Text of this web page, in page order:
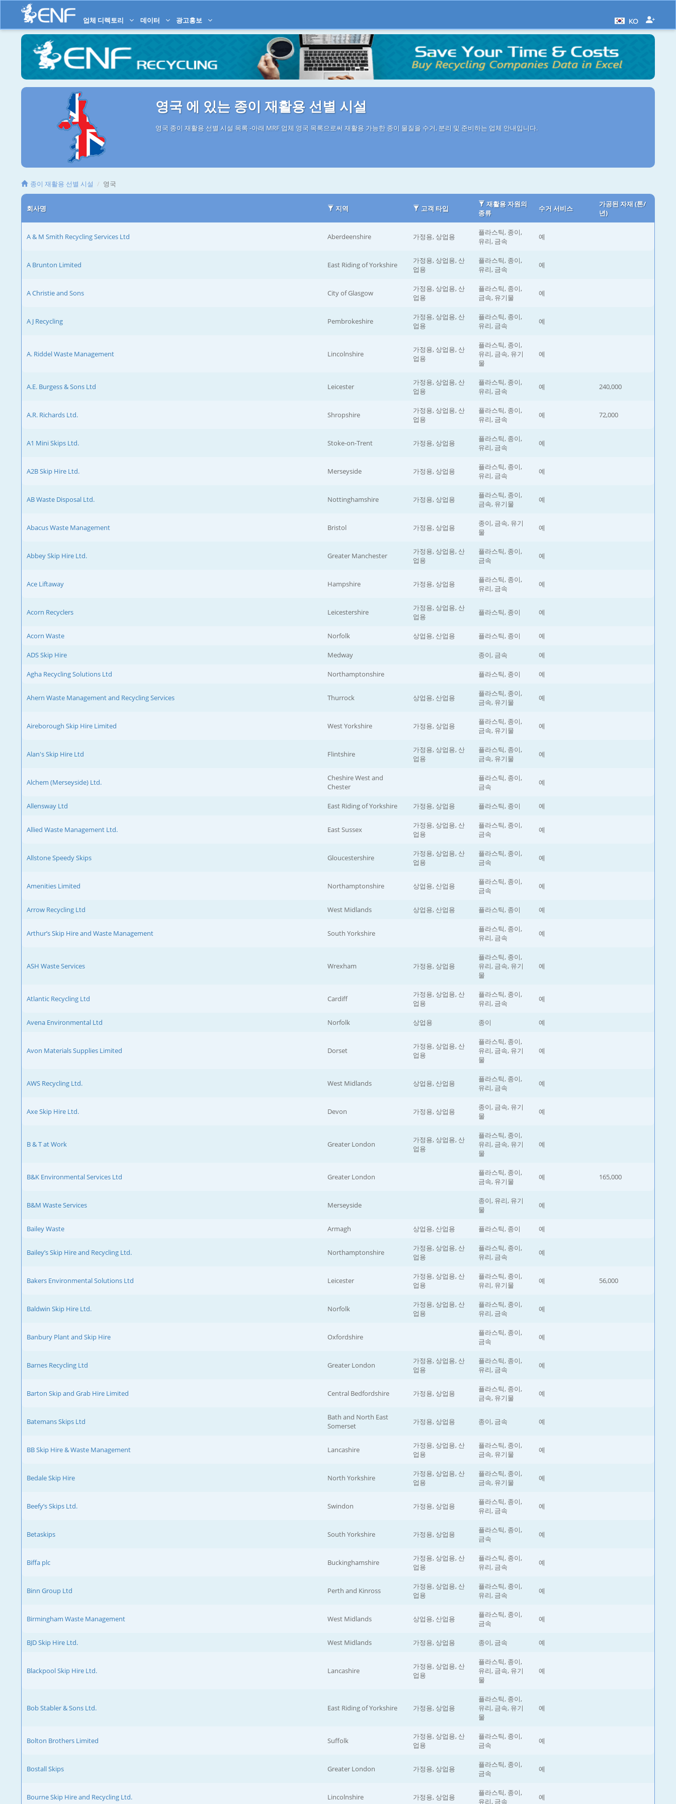
업체 디렉토리 데이터 광고홍보 KO
영국 에 있는 종이 재활용 선별 시설
영국 종이 재활용 선별 시설 목록 -아래 MRF 업체 영국 목록으로써 재활용 가능한 종이 물질을 수거, 분리 및 준비하는 업체 안내입니다.
종이 재활용 선별 시설 영국
회사명 지역 고객 타입
재활용 자원의
종류
수거 서비스
가공된 자재 (톤/
년)
A & M Smith Recycling Services Ltd Aberdeenshire 가정용, 상업용
플라스틱, 종이,
유리, 금속
예
A Brunton Limited East Riding of Yorkshire
가정용, 상업용, 산
업용
플라스틱, 종이,
유리, 금속
예
A Christie and Sons City of Glasgow
가정용, 상업용, 산
업용
플라스틱, 종이,
금속, 유기물
예
A J Recycling Pembrokeshire
가정용, 상업용, 산
업용
플라스틱, 종이,
유리, 금속
예
A. Riddel Waste Management Lincolnshire
가정용, 상업용, 산
업용
플라스틱, 종이,
유리, 금속, 유기
물
예
A.E. Burgess & Sons Ltd Leicester
가정용, 상업용, 산
업용
플라스틱, 종이,
유리, 금속
예 240,000
A.R. Richards Ltd. Shropshire
가정용, 상업용, 산
업용
플라스틱, 종이,
유리, 금속
예 72,000
A1 Mini Skips Ltd. Stoke-on-Trent 가정용, 상업용
플라스틱, 종이,
유리, 금속
예
A2B Skip Hire Ltd. Merseyside 가정용, 상업용
플라스틱, 종이,
유리, 금속
예
AB Waste Disposal Ltd. Nottinghamshire 가정용, 상업용
플라스틱, 종이,
금속, 유기물
예
Abacus Waste Management Bristol 가정용, 상업용
종이, 금속, 유기
물
예
Abbey Skip Hire Ltd. Greater Manchester
가정용, 상업용, 산
업용
플라스틱, 종이,
금속
예
Ace Liftaway Hampshire 가정용, 상업용
플라스틱, 종이,
유리, 금속
예
Acorn Recyclers Leicestershire
가정용, 상업용, 산
업용
플라스틱, 종이 예
Acorn Waste Norfolk 상업용, 산업용 플라스틱, 종이 예
ADS Skip Hire Medway 종이, 금속 예
Agha Recycling Solutions Ltd Northamptonshire 플라스틱, 종이 예
Ahern Waste Management and Recycling Services Thurrock 상업용, 산업용
플라스틱, 종이,
금속, 유기물
예
Aireborough Skip Hire Limited West Yorkshire 가정용, 상업용
플라스틱, 종이,
금속, 유기물
예
Alan's Skip Hire Ltd Flintshire
가정용, 상업용, 산
업용
플라스틱, 종이,
금속, 유기물
예
Alchem (Merseyside) Ltd.
Cheshire West and
Chester
플라스틱, 종이,
금속
예
Allensway Ltd East Riding of Yorkshire 가정용, 상업용 플라스틱, 종이 예
Allied Waste Management Ltd. East Sussex
가정용, 상업용, 산
업용
플라스틱, 종이,
금속
예
Allstone Speedy Skips Gloucestershire
가정용, 상업용, 산
업용
플라스틱, 종이,
금속
예
Amenities Limited Northamptonshire 상업용, 산업용
플라스틱, 종이,
금속
예
Arrow Recycling Ltd West Midlands 상업용, 산업용 플라스틱, 종이 예
Arthur’s Skip Hire and Waste Management South Yorkshire
플라스틱, 종이,
유리, 금속
예
ASH Waste Services Wrexham 가정용, 상업용
플라스틱, 종이,
유리, 금속, 유기
물
예
Atlantic Recycling Ltd Cardiff
가정용, 상업용, 산
업용
플라스틱, 종이,
유리, 금속
예
Avena Environmental Ltd Norfolk 상업용 종이 예
Avon Materials Supplies Limited Dorset
가정용, 상업용, 산
업용
플라스틱, 종이,
유리, 금속, 유기
물
예
AWS Recycling Ltd. West Midlands 상업용, 산업용
플라스틱, 종이,
유리, 금속
예
Axe Skip Hire Ltd. Devon 가정용, 상업용
종이, 금속, 유기
물
예
B & T at Work Greater London
가정용, 상업용, 산
업용
플라스틱, 종이,
유리, 금속, 유기
물
예
B&K Environmental Services Ltd Greater London
플라스틱, 종이,
금속, 유기물
예 165,000
B&M Waste Services Merseyside
종이, 유리, 유기
물
예
Bailey Waste Armagh 상업용, 산업용 플라스틱, 종이 예
Bailey’s Skip Hire and Recycling Ltd. Northamptonshire
가정용, 상업용, 산
업용
플라스틱, 종이,
유리, 금속
예
Bakers Environmental Solutions Ltd Leicester
가정용, 상업용, 산
업용
플라스틱, 종이,
유리, 유기물
예 56,000
Baldwin Skip Hire Ltd. Norfolk
가정용, 상업용, 산
업용
플라스틱, 종이,
유리, 금속
예
Banbury Plant and Skip Hire Oxfordshire
플라스틱, 종이,
금속
예
Barnes Recycling Ltd Greater London
가정용, 상업용, 산
업용
플라스틱, 종이,
유리, 금속
예
Barton Skip and Grab Hire Limited Central Bedfordshire 가정용, 상업용
플라스틱, 종이,
금속, 유기물
예
Batemans Skips Ltd
Bath and North East
Somerset
가정용, 상업용 종이, 금속 예
BB Skip Hire & Waste Management Lancashire
가정용, 상업용, 산
업용
플라스틱, 종이,
금속, 유기물
예
Bedale Skip Hire North Yorkshire
가정용, 상업용, 산
업용
플라스틱, 종이,
금속, 유기물
예
Beefy’s Skips Ltd. Swindon 가정용, 상업용
플라스틱, 종이,
유리, 금속
예
Betaskips South Yorkshire 가정용, 상업용
플라스틱, 종이,
금속
예
Biffa plc Buckinghamshire
가정용, 상업용, 산
업용
플라스틱, 종이,
유리, 금속
예
Binn Group Ltd Perth and Kinross
가정용, 상업용, 산
업용
플라스틱, 종이,
유리, 금속
예
Birmingham Waste Management West Midlands 상업용, 산업용
플라스틱, 종이,
금속
예
BJD Skip Hire Ltd. West Midlands 가정용, 상업용 종이, 금속 예
Blackpool Skip Hire Ltd. Lancashire
가정용, 상업용, 산
업용
플라스틱, 종이,
유리, 금속, 유기
물
예
Bob Stabler & Sons Ltd. East Riding of Yorkshire 가정용, 상업용
플라스틱, 종이,
유리, 금속, 유기
물
예
Bolton Brothers Limited Suffolk
가정용, 상업용, 산
업용
플라스틱, 종이,
금속
예
Bostall Skips Greater London 가정용, 상업용
플라스틱, 종이,
금속
예
Bourne Skip Hire and Recycling Ltd. Lincolnshire 가정용, 상업용
플라스틱, 종이,
유리, 금속
예